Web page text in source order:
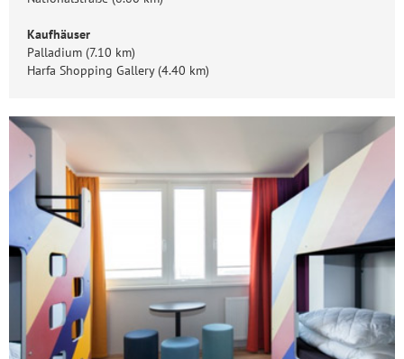
Kaufhäuser
Palladium (7.10 km)
Harfa Shopping Gallery (4.40 km)